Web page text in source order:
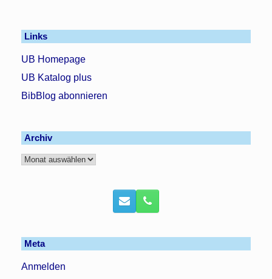
Links
UB Homepage
UB Katalog plus
BibBlog abonnieren
Archiv
Archiv
Meta
Anmelden